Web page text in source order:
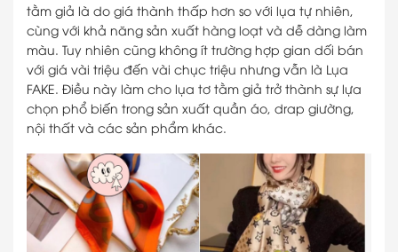
tằm giả là do giá thành thấp hơn so với lụa tự nhiên,
cùng với khả năng sản xuất hàng loạt và dễ dàng làm
màu. Tuy nhiên cũng không ít trường hợp gian dối bán
với giá vài triệu đến vài chục triệu nhưng vẫn là Lụa
FAKE. Điều này làm cho lụa tơ tằm giả trở thành sự lựa
chọn phổ biến trong sản xuất quần áo, drap giường,
nội thất và các sản phẩm khác.